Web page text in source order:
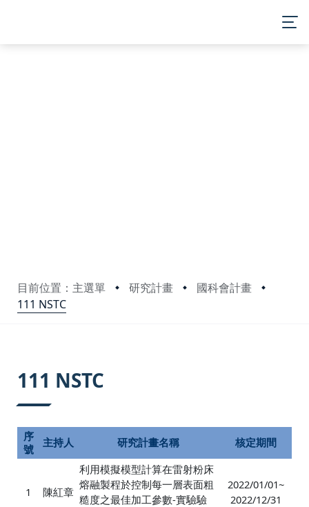
目前位置：主選單 研究計畫
國科會計畫
111 NSTC
MENU
111 NSTC
序
號
主持人 研究計畫名稱 核定期間
1 陳紅章
利用模擬模型計算在雷射粉床
熔融製程於控制每一層表面粗
糙度之最佳加工參數-實驗驗
2022/01/01~
2022/12/31